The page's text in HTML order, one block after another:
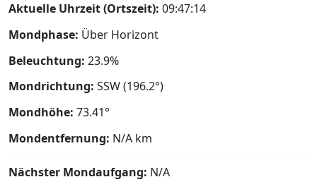
Aktuelle Uhrzeit (Ortszeit): 09:47:15
Mondphase: Über Horizont
Beleuchtung: 23.9%
Mondrichtung: SSW (196.2°)
Mondhöhe: 73.41°
Mondentfernung: N/A km
Nächster Mondaufgang: N/A